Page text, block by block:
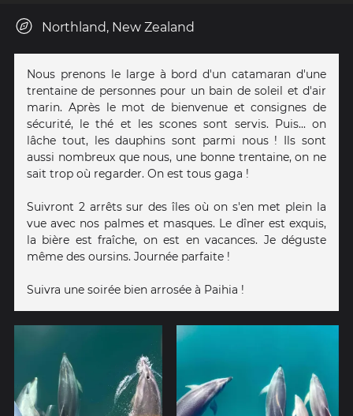
Northland, New Zealand
Nous prenons le large à bord d'un catamaran d'une
trentaine de personnes pour un bain de soleil et d'air
marin. Après le mot de bienvenue et consignes de
sécurité, le thé et les scones sont servis. Puis... on
lâche tout, les dauphins sont parmi nous ! Ils sont
aussi nombreux que nous, une bonne trentaine, on ne
sait trop où regarder. On est tous gaga !
Suivront 2 arrêts sur des îles où on s'en met plein la
vue avec nos palmes et masques. Le dîner est exquis,
la bière est fraîche, on est en vacances. Je déguste
même des oursins. Journée parfaite !
Suivra une soirée bien arrosée à Paihia !